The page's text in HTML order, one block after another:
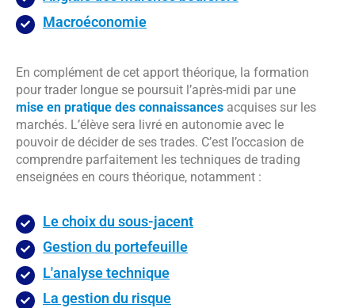
Macroéconomie
En complément de cet apport théorique, la formation
pour trader longue se poursuit l’après-midi par une
mise en pratique des connaissances acquises sur les
marchés. L’élève sera livré en autonomie avec le
pouvoir de décider de ses trades. C’est l’occasion de
comprendre parfaitement les techniques de trading
enseignées en cours théorique, notamment :
Le choix du sous-jacent
Gestion du portefeuille
L'analyse technique
La gestion du risque